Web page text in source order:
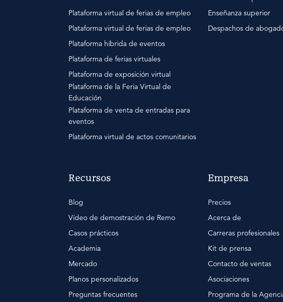
Plataforma virtual de ferias de empleo
Plataforma virtual de ferias de empleo
Plataforma híbrida de eventos
Plataforma de ferias virtuales
Plataforma de exposición virtual
Plataforma de la Feria Virtual de
Educación
Plataforma de venta de entradas para
eventos
Plataforma virtual de actos comunitarios
Enseñanza superior
Despachos de
Recursos
Blog
Vídeo de demostración de Remo
Casos prácticos
Academia
Mercado
Planos personalizados
Preguntas frecuentes
Empresa
Precios
Acerca de
Carreras profesionales
Kit de prensa
Contacto de ventas
Asociaciones
Programa de la